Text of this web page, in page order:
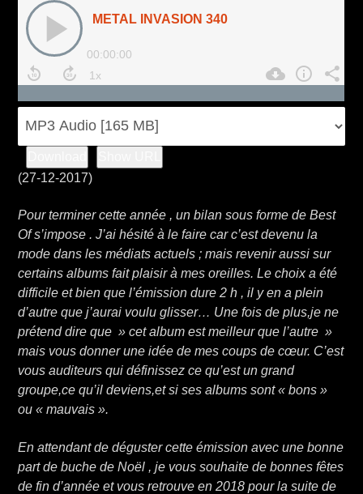
(27-12-2017)
Pour terminer cette année , un bilan sous forme de Best
Of s’impose . J’ai hésité à le faire car c’est devenu la
mode dans les médiats actuels ; mais revenir aussi sur
certains albums fait plaisir à mes oreilles. Le choix a été
difficile et bien que l’émission dure 2 h , il y en a plein
d’autre que j’aurai voulu glisser… Une fois de plus,je ne
prétend dire que » cet album est meilleur que l’autre »
mais vous donner une idée de mes coups de cœur. C’est
vous auditeurs qui définissez ce qu’est un grand
groupe,ce qu’il deviens,et si ses albums sont « bons »
ou « mauvais ».
En attendant de déguster cette émission avec une bonne
part de buche de Noël , je vous souhaite de bonnes fêtes
de fin d’année et vous retrouve en 2018 pour la suite de